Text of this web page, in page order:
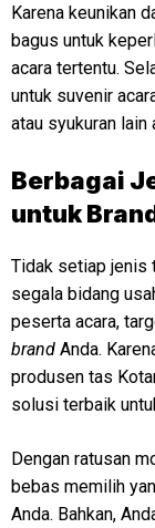
Karena keunikan
bagus untuk
acara tertentu.
untuk suvenir
atau syukuran lain
Berbagai
untuk
Tidak setiap jenis
segala bidang
peserta acara,
brand Anda.
produsen tas
solusi terbaik
Dengan ratusan
bebas memilih
Anda. Bahkan,